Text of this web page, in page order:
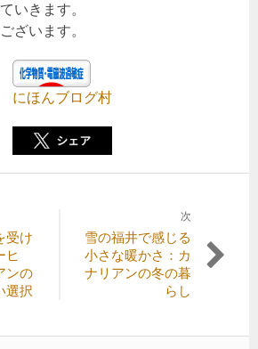
いきます。
ざいます。
にほんブログ村
受け
ヒ
ンの
選択
次
の
記
雪の福井で感じる
小さな暖かさ：カ
ナリアンの冬の暮
らし